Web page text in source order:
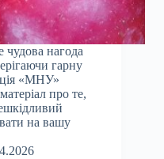
нагода
гарну
«МНУ»
про те,
на вашу